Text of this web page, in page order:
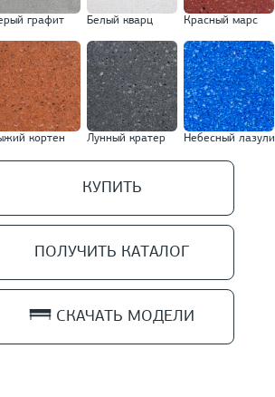
графит Белый кварц Красный марс
кортен Лунный кратер Небесный лазули
КУПИТЬ
ПОЛУЧИТЬ КАТАЛОГ
СКАЧАТЬ МОДЕЛИ